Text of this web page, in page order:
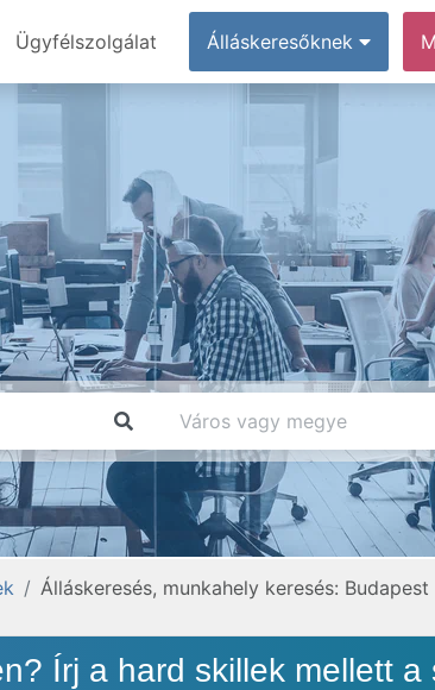
Ügyfélszolgálat Álláskeresőknek
Álláskeresés, munkahely keresés: Budapest
Írj a hard skillek mellett a